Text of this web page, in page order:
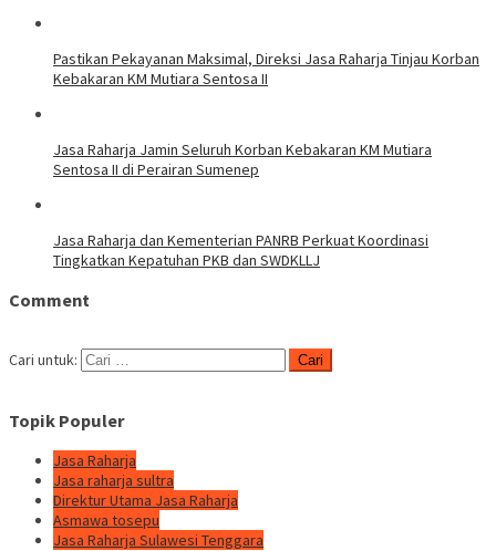
Pastikan Pekayanan Maksimal, Direksi Jasa Raharja Tinjau Korban
Kebakaran KM Mutiara Sentosa II
Jasa Raharja Jamin Seluruh Korban Kebakaran KM Mutiara
Sentosa II di Perairan Sumenep
Jasa Raharja dan Kementerian PANRB Perkuat Koordinasi
Tingkatkan Kepatuhan PKB dan SWDKLLJ
Comment
Cari untuk:
Topik Populer
Jasa Raharja
Jasa raharja sultra
Direktur Utama Jasa Raharja
Asmawa tosepu
Jasa Raharja Sulawesi Tenggara